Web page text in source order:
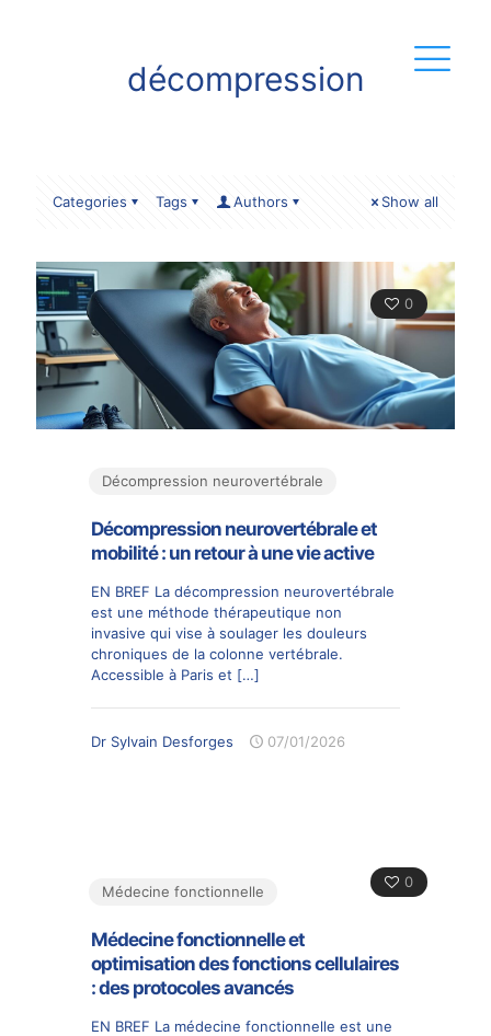
décompression
Categories Tags Authors Show all
0
Décompression neurovertébrale
Décompression neurovertébrale et
mobilité : un retour à une vie active
EN BREF La décompression neurovertébrale
est une méthode thérapeutique non
invasive qui vise à soulager les douleurs
chroniques de la colonne vertébrale.
Accessible à Paris et […]
Dr Sylvain Desforges 07/01/2026
0
Médecine fonctionnelle
Médecine fonctionnelle et
optimisation des fonctions cellulaires
: des protocoles avancés
EN BREF La médecine fonctionnelle est une